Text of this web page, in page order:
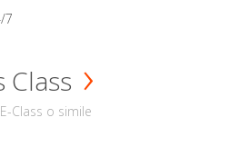
7
Class
Class o simile